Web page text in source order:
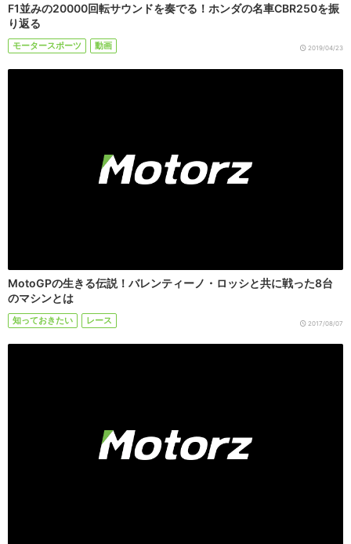
F1並みの20000回転サウンドを奏でる！ホンダの名車CBR250を振
り返る
モータースポーツ 動画 2019/04/23
MotoGPの生きる伝説！バレンティーノ・ロッシと共に戦った8台
のマシンとは
知っておきたい レース 2017/08/07